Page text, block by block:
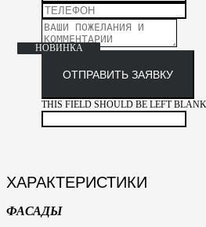
ОТПРАВИТЬ ЗАЯВКУ
THIS FIELD SHOULD BE LEFT BLANK
ХАРАКТЕРИСТИКИ
ФАСАДЫ
НОВИНКА
НОВИНКА
НОВИНКА
НОВИНКА